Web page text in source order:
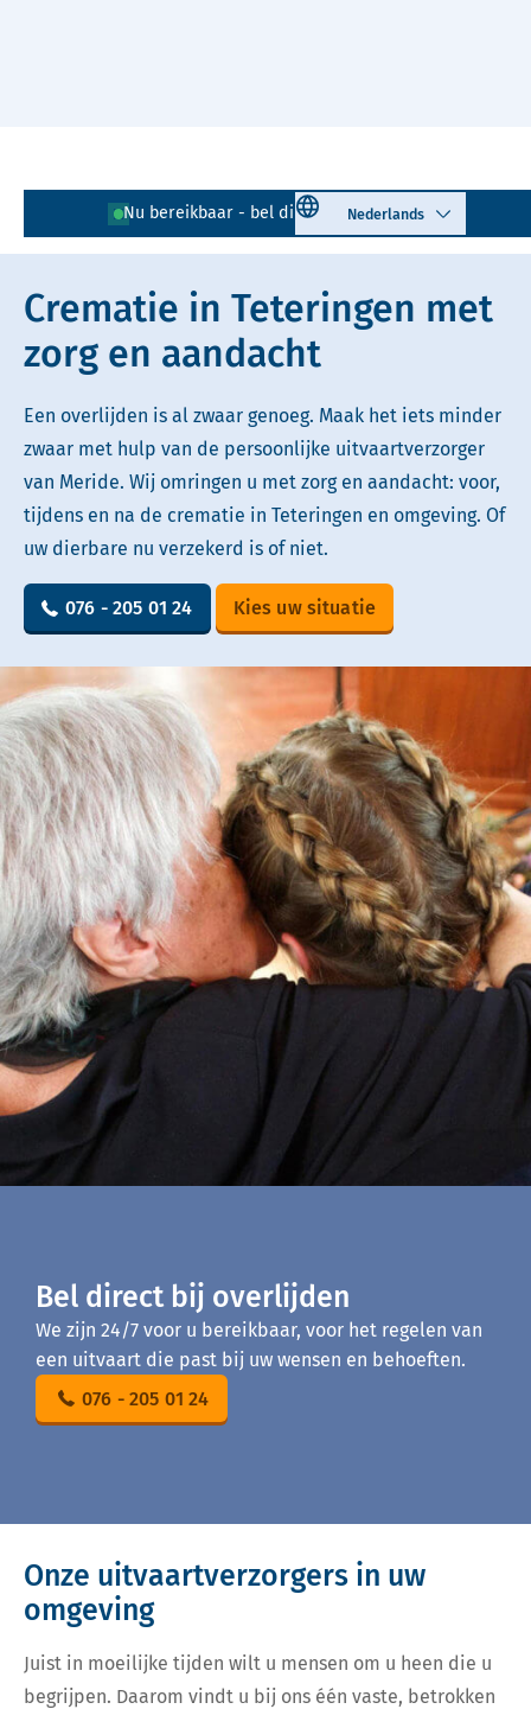
Nu bereikbaar - bel direct! 076 - 205 01 24
Select language
Lees voor Uitleg woorden
Simpele tekst
Crematie in Teteringen met
zorg en aandacht
Een overlijden is al zwaar genoeg. Maak het iets minder
zwaar met hulp van de persoonlijke uitvaartverzorger
van Meride. Wij omringen u met zorg en aandacht: voor,
tijdens en na de crematie in Teteringen en omgeving. Of
uw dierbare nu verzekerd is of niet.
076 - 205 01 24 Kies uw situatie
Bel direct bij overlijden
We zijn 24/7 voor u bereikbaar, voor het regelen van
een uitvaart die past bij uw wensen en behoeften.
076 - 205 01 24
Onze uitvaartverzorgers in uw
omgeving
Juist in moeilijke tijden wilt u mensen om u heen die u
begrijpen. Daarom vindt u bij ons één vaste, betrokken